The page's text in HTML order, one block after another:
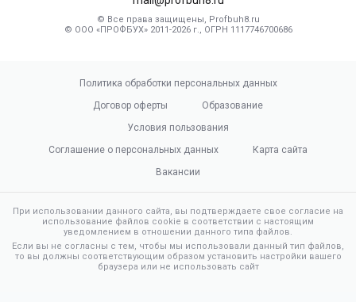
© Все права защищены, Profbuh8.ru
© ООО «ПРОФБУХ» 2011-2026 г., ОГРН 1117746700686
Политика обработки персональных данных
Договор оферты
Образование
Условия пользования
Соглашение о персональных данных
Карта сайта
Вакансии
При использовании данного сайта, вы подтверждаете свое согласие на
использование файлов cookie в соответствии с настоящим
уведомлением в отношении данного типа файлов.
Если вы не согласны с тем, чтобы мы использовали данный тип файлов,
то вы должны соответствующим образом установить настройки вашего
браузера или не использовать сайт